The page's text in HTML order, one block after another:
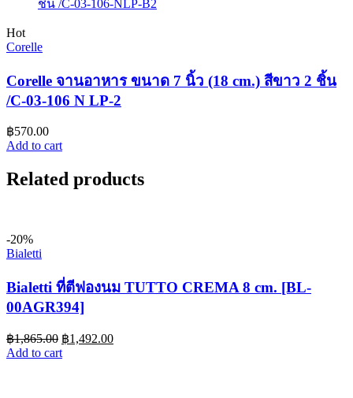
Hot
Corelle
Corelle จานอาหาร ขนาด 7 นิ้ว (18 cm.) สีขาว 2 ชิ้น
/C-03-106 N LP-2
฿570.00
Add to cart
Related products
-20%
Bialetti
Bialetti ที่ตีฟองนม TUTTO CREMA 8 cm. [BL-
00AGR394]
฿1,865.00 ฿1,492.00
Add to cart